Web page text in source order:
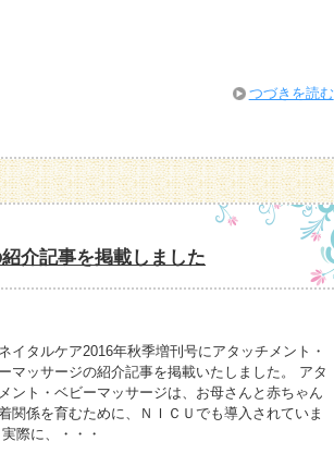
つづきを読む
介記事を掲載しました
イタルケア2016年秋季増刊号にアタッチメント・
マッサージの紹介記事を掲載いたしました。 アタ
ント・ベビーマッサージは、お母さんと赤ちゃん
関係を育むために、ＮＩＣＵでも導入されていま
際に、・・・